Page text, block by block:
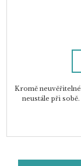
Kromě
neustále při